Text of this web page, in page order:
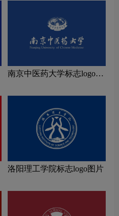
南京中医药大学标志logo图
洛阳理工学院标志logo图片